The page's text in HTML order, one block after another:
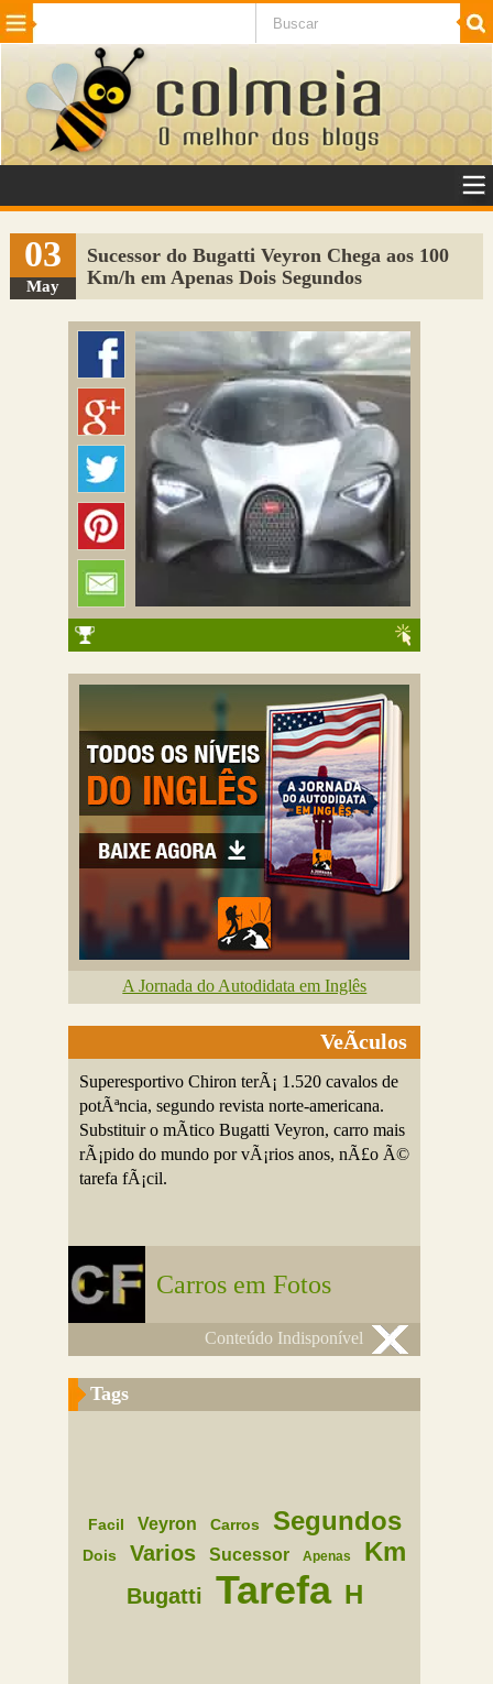
Beleza Cinema e TV
Internet Jogos NotÃ­cias SaÃºde
VeÃ­culos Adulto
Sugerir Link
Adicionar Blog
Colmeia Exchange
Perguntas Frequentes
03
May
Sucessor do Bugatti Veyron Chega aos 100
Km/h em Apenas Dois Segundos
A Jornada do Autodidata em Inglês
VeÃ­culos
Superesportivo Chiron terÃ¡ 1.520 cavalos de
potÃªncia, segundo revista norte-americana.
Substituir o mÃ­tico Bugatti Veyron, carro mais
rÃ¡pido do mundo por vÃ¡rios anos, nÃ£o Ã©
tarefa fÃ¡cil.
Carros em Fotos
Conteúdo Indisponível
Tags
Facil Veyron Carros Segundos
Dois Varios Sucessor Apenas Km
Bugatti Tarefa H